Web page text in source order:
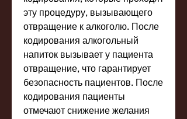
эту процедуру, вызывающего
отвращение к алкоголю. После
кодирования алкогольный
напиток вызывает у пациента
отвращение, что гарантирует
безопасность пациентов. После
кодирования пациенты
отмечают снижение желания